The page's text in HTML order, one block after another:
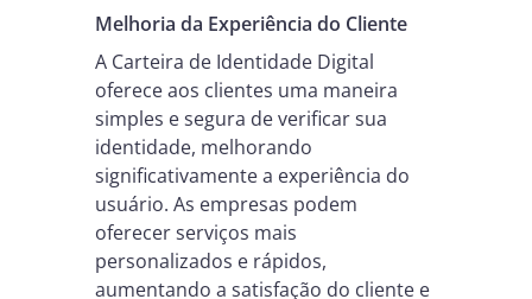
Melhoria da Experiência do Cliente
A Carteira de Identidade Digital
oferece aos clientes uma maneira
simples e segura de verificar sua
identidade, melhorando
significativamente a experiência do
usuário. As empresas podem
oferecer serviços mais
personalizados e rápidos,
aumentando a satisfação do cliente e